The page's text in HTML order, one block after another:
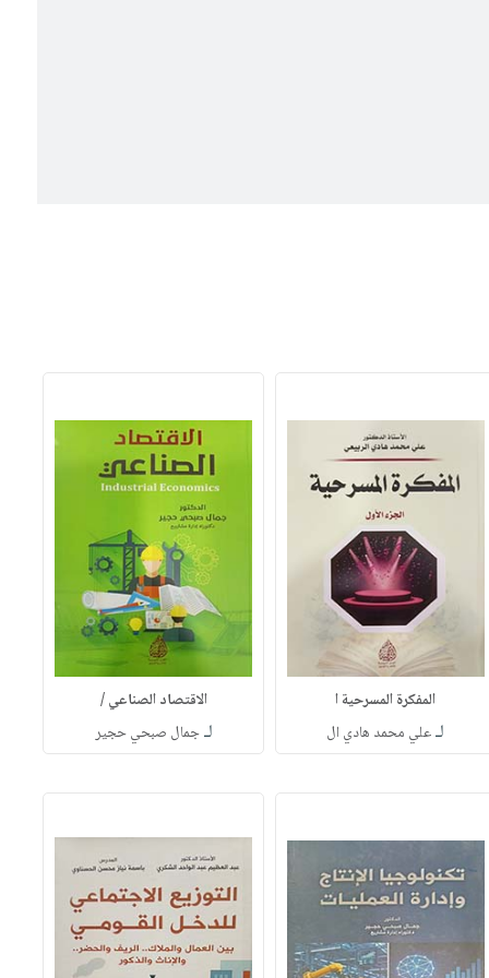
المفكرة المسرحية ا
لـعلي محمد هادي ال
الاقتصاد الصناعي /
لـجمال صبحي حجير